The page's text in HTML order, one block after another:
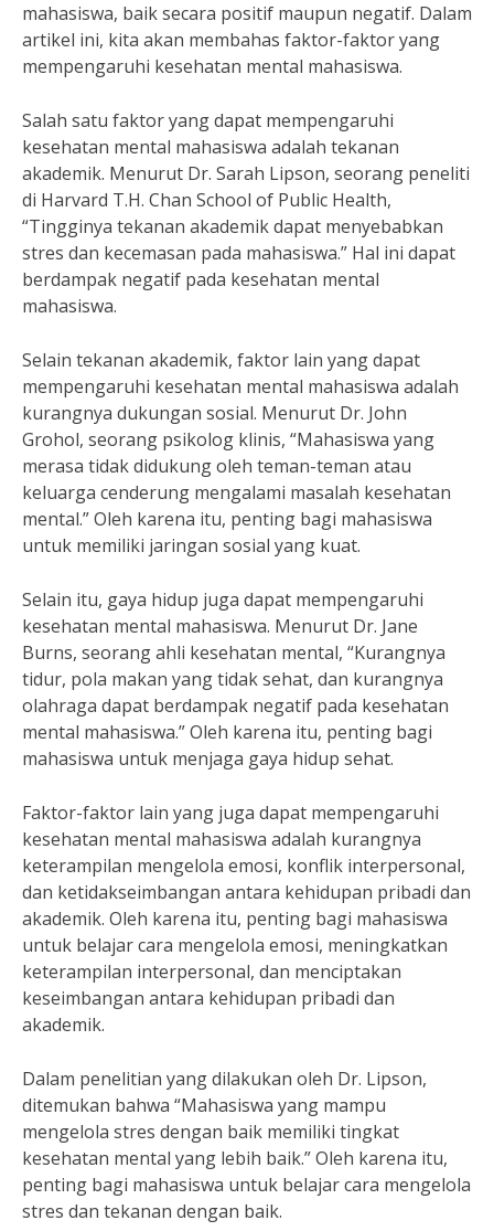
mahasiswa, baik secara positif maupun negatif. Dalam
artikel ini, kita akan membahas faktor-faktor yang
mempengaruhi kesehatan mental mahasiswa.
Salah satu faktor yang dapat mempengaruhi
kesehatan mental mahasiswa adalah tekanan
akademik. Menurut Dr. Sarah Lipson, seorang peneliti
di Harvard T.H. Chan School of Public Health,
“Tingginya tekanan akademik dapat menyebabkan
stres dan kecemasan pada mahasiswa.” Hal ini dapat
berdampak negatif pada kesehatan mental
mahasiswa.
Selain tekanan akademik, faktor lain yang dapat
mempengaruhi kesehatan mental mahasiswa adalah
kurangnya dukungan sosial. Menurut Dr. John
Grohol, seorang psikolog klinis, “Mahasiswa yang
merasa tidak didukung oleh teman-teman atau
keluarga cenderung mengalami masalah kesehatan
mental.” Oleh karena itu, penting bagi mahasiswa
untuk memiliki jaringan sosial yang kuat.
Selain itu, gaya hidup juga dapat mempengaruhi
kesehatan mental mahasiswa. Menurut Dr. Jane
Burns, seorang ahli kesehatan mental, “Kurangnya
tidur, pola makan yang tidak sehat, dan kurangnya
olahraga dapat berdampak negatif pada kesehatan
mental mahasiswa.” Oleh karena itu, penting bagi
mahasiswa untuk menjaga gaya hidup sehat.
Faktor-faktor lain yang juga dapat mempengaruhi
kesehatan mental mahasiswa adalah kurangnya
keterampilan mengelola emosi, konflik interpersonal,
dan ketidakseimbangan antara kehidupan pribadi dan
akademik. Oleh karena itu, penting bagi mahasiswa
untuk belajar cara mengelola emosi, meningkatkan
keterampilan interpersonal, dan menciptakan
keseimbangan antara kehidupan pribadi dan
akademik.
Dalam penelitian yang dilakukan oleh Dr. Lipson,
ditemukan bahwa “Mahasiswa yang mampu
mengelola stres dengan baik memiliki tingkat
kesehatan mental yang lebih baik.” Oleh karena itu,
penting bagi mahasiswa untuk belajar cara mengelola
stres dan tekanan dengan baik.